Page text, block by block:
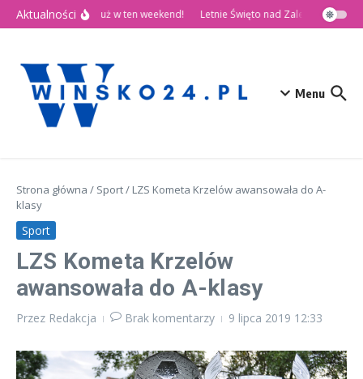
Przejdź do treści
Aktualności
🎉 Dni Wińska 2026 już w ten weekend! Letnie Święto nad Zalewem Słup
Menu
Strona główna / Sport/ LZS Kometa Krzelów awansowała do A-
klasy
Sport
LZS Kometa Krzelów
awansowała do A-klasy
Przez Redakcja Brak komentarzy 9 lipca 2019 12:33